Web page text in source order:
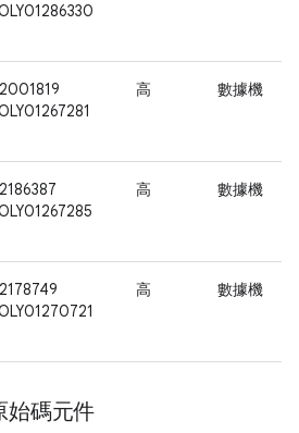
高 數據機
高 數據機
高 數據機
始碼元件